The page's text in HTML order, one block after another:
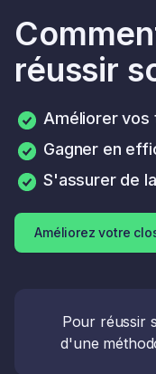
réussir
Améliorer vos
Gagner en
S'assurer de
Améliorez votre
Pour réussir
d'une